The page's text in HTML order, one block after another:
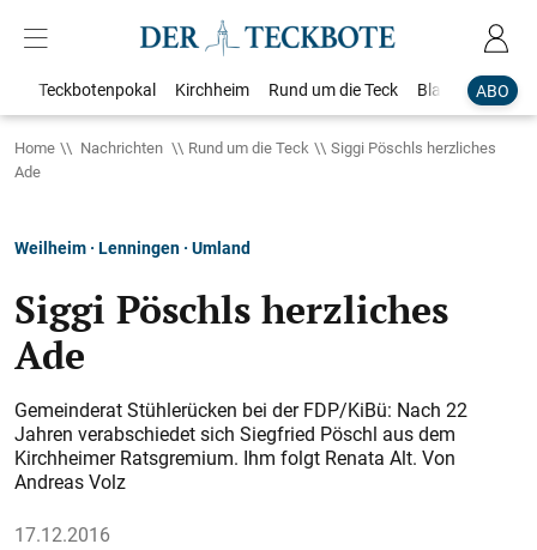
ABO
Teckbotenpokal Kirchheim Rund um die Teck Blaulicht
Home Nachrichten Rund um die Teck
Siggi Pöschls herzliches
Ade
Weilheim · Lenningen · Umland
Siggi Pöschls herzliches
Ade
Gemeinderat Stühlerücken bei der FDP/KiBü: Nach 22
Jahren verabschiedet sich Siegfried Pöschl aus dem
Kirchheimer Ratsgremium. Ihm folgt Renata Alt. Von
Andreas Volz
17.12.2016